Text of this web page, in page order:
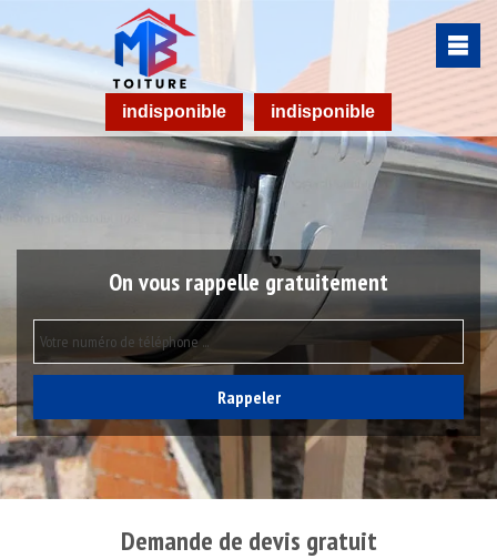
indisponible indisponible
On vous rappelle gratuitement
Demande de devis gratuit